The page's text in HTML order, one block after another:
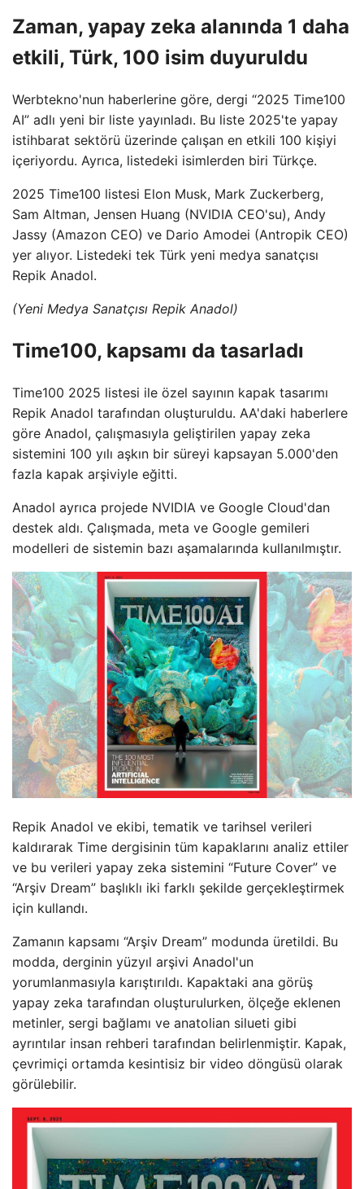
Zaman, yapay zeka alanında 1 daha
etkili, Türk, 100 isim duyuruldu
Werbtekno'nun haberlerine göre, dergi “2025 Time100
AI” adlı yeni bir liste yayınladı. Bu liste 2025'te yapay
istihbarat sektörü üzerinde çalışan en etkili 100 kişiyi
içeriyordu. Ayrıca, listedeki isimlerden biri Türkçe.
2025 Time100 listesi Elon Musk, Mark Zuckerberg,
Sam Altman, Jensen Huang (NVIDIA CEO'su), Andy
Jassy (Amazon CEO) ve Dario Amodei (Antropik CEO)
yer alıyor. Listedeki tek Türk yeni medya sanatçısı
Repik Anadol.
(Yeni Medya Sanatçısı Repik Anadol)
Time100, kapsamı da tasarladı
Time100 2025 listesi ile özel sayının kapak tasarımı
Repik Anadol tarafından oluşturuldu. AA'daki haberlere
göre Anadol, çalışmasıyla geliştirilen yapay zeka
sistemini 100 yılı aşkın bir süreyi kapsayan 5.000'den
fazla kapak arşiviyle eğitti.
Anadol ayrıca projede NVIDIA ve Google Cloud'dan
destek aldı. Çalışmada, meta ve Google gemileri
modelleri de sistemin bazı aşamalarında kullanılmıştır.
Repik Anadol ve ekibi, tematik ve tarihsel verileri
kaldırarak Time dergisinin tüm kapaklarını analiz ettiler
ve bu verileri yapay zeka sistemini “Future Cover” ve
“Arşiv Dream” başlıklı iki farklı şekilde gerçekleştirmek
için kullandı.
Zamanın kapsamı “Arşiv Dream” modunda üretildi. Bu
modda, derginin yüzyıl arşivi Anadol'un
yorumlanmasıyla karıştırıldı. Kapaktaki ana görüş
yapay zeka tarafından oluşturulurken, ölçeğe eklenen
metinler, sergi bağlamı ve anatolian silueti gibi
ayrıntılar insan rehberi tarafından belirlenmiştir. Kapak,
çevrimiçi ortamda kesintisiz bir video döngüsü olarak
görülebilir.